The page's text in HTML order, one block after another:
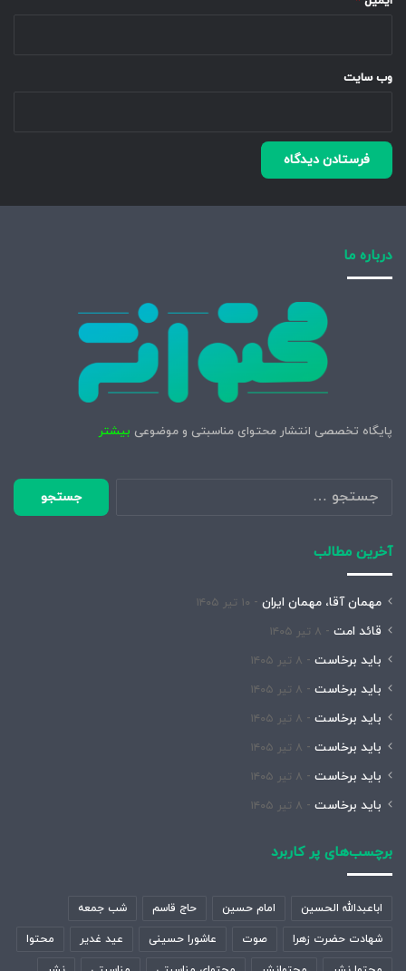
وب‌ سایت
درباره ما
پایگاه تخصصی انتشار محتوای مناسبتی و موضوعی بیشتر
جستجو
برای:
آخرین مطالب
مهمان آقا، مهمان ایران ۱۰ تیر ۱۴۰۵
قائد امت ۸ تیر ۱۴۰۵
باید برخاست ۸ تیر ۱۴۰۵
باید برخاست ۸ تیر ۱۴۰۵
باید برخاست ۸ تیر ۱۴۰۵
باید برخاست ۸ تیر ۱۴۰۵
باید برخاست ۸ تیر ۱۴۰۵
باید برخاست ۸ تیر ۱۴۰۵
برچسب‌های پر کاربرد
اباعبدالله الحسین امام حسین حاج قاسم شب جمعه
شهادت حضرت زهرا صوت عاشورا حسینی عید غدیر محتوا